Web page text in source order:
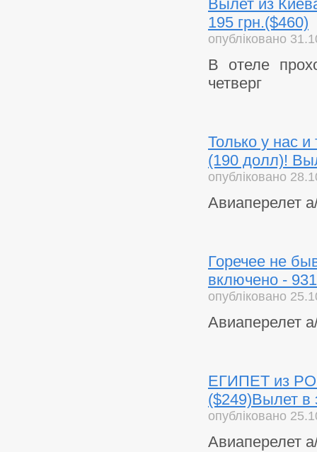
Вылет из
195 грн.($460)
опубліковано
В отеле
четверг
Только у нас
(190 долл)!
опубліковано
Авиаперелет
Горечее не
включено -
опубліковано
Авиаперелет
ЕГИПЕТ из
($249)Вылет в
опубліковано
Авиаперелет